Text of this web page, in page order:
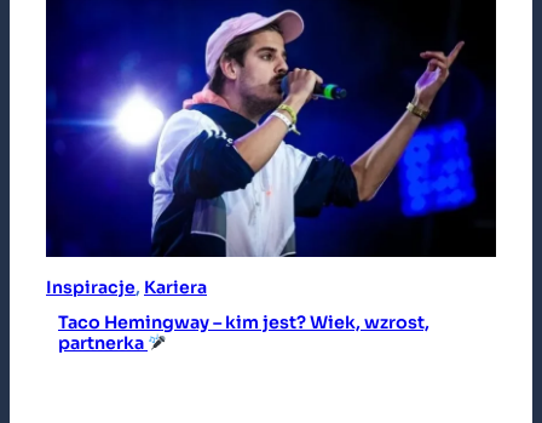
Inspiracje, Kariera
Taco Hemingway – kim jest? Wiek, wzrost,
partnerka